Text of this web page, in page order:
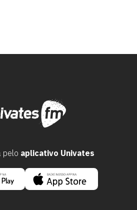
pelo aplicativo Univates